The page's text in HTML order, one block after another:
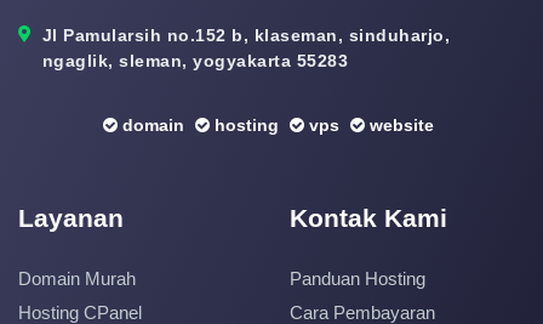
Jl Pamularsih no.152 b, klaseman, sinduharjo,
ngaglik, sleman, yogyakarta 55283
domain hosting vps website
Layanan
Domain Murah
Hosting CPanel
Kontak Kami
Panduan Hosting
Cara Pembayaran